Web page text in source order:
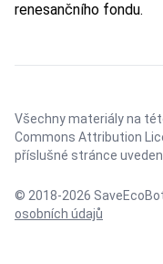
renesančního fondu.
Všechny materiály na
Commons Attribution
příslušné stránce
© 2018-2026
osobních údajů